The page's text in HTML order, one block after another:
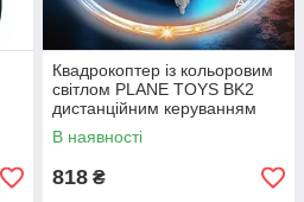
Квадрокоптер із кольоровим
світлом PLANE TOYS BK2
дистанційним керуванням
В наявності
818 ₴